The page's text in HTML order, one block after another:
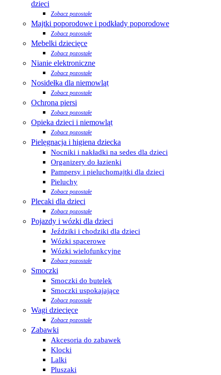
dzieci
Zobacz pozostałe
Majtki poporodowe i podkłady poporodowe
Zobacz pozostałe
Mebelki dziecięce
Zobacz pozostałe
Nianie elektroniczne
Zobacz pozostałe
Nosidełka dla niemowląt
Zobacz pozostałe
Ochrona piersi
Zobacz pozostałe
Opieka dzieci i niemowląt
Zobacz pozostałe
Pielęgnacja i higiena dziecka
Nocniki i nakładki na sedes dla dzieci
Organizery do łazienki
Pampersy i pieluchomajtki dla dzieci
Pieluchy
Zobacz pozostałe
Plecaki dla dzieci
Zobacz pozostałe
Pojazdy i wózki dla dzieci
Jeździki i chodziki dla dzieci
Wózki spacerowe
Wózki wielofunkcyjne
Zobacz pozostałe
Smoczki
Smoczki do butelek
Smoczki uspokajające
Zobacz pozostałe
Wagi dziecięce
Zobacz pozostałe
Zabawki
Akcesoria do zabawek
Klocki
Lalki
Pluszaki